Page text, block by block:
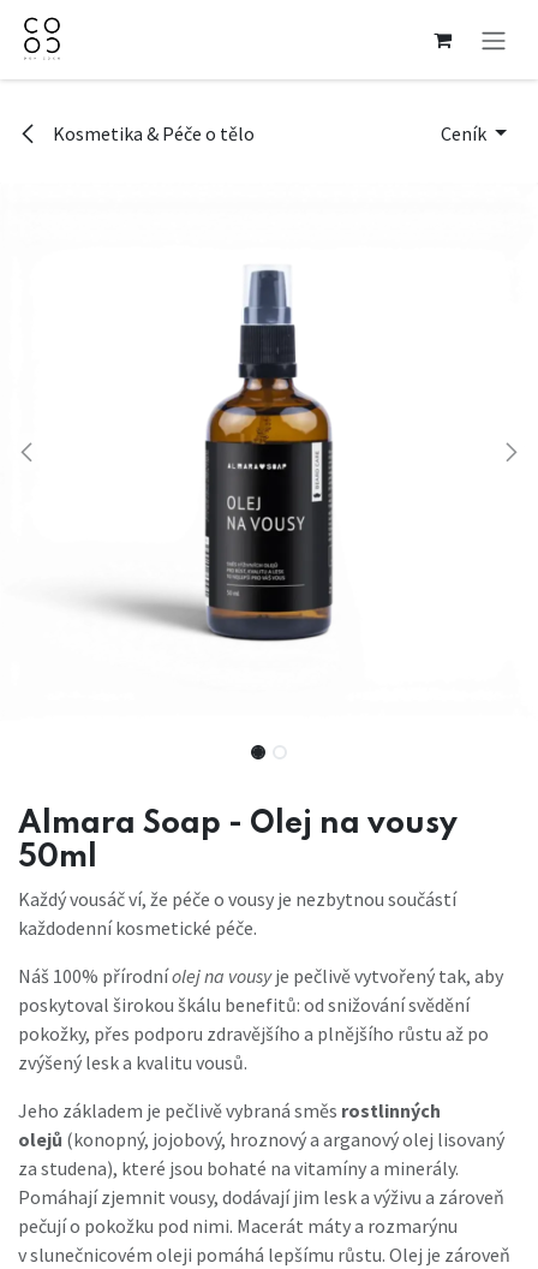
Přejít na obsah
Kosmetika & Péče o tělo Ceník
Almara Soap - Olej na vousy
50ml
Každý vousáč ví, že péče o vousy je nezbytnou součástí
každodenní kosmetické péče.
Náš 100% přírodníolej na vousyje pečlivě vytvořený tak, aby
poskytoval širokou škálu benefitů: od snižování svědění
pokožky, přes podporu zdravějšího a plnějšího růstu až po
zvýšený lesk a kvalitu vousů.
Jeho základem je pečlivě vybraná směs rostlinných
olejů (konopný, jojobový, hroznový a arganový olej lisovaný
za studena), které jsou bohaté na vitamíny a minerály.
Pomáhají zjemnit vousy, dodávají jim lesk a výživu a zároveň
pečují o pokožku pod nimi. Macerát máty a rozmarýnu
v slunečnicovém oleji pomáhá lepšímu růstu. Olej je zároveň